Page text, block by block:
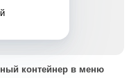
контейнер в меню